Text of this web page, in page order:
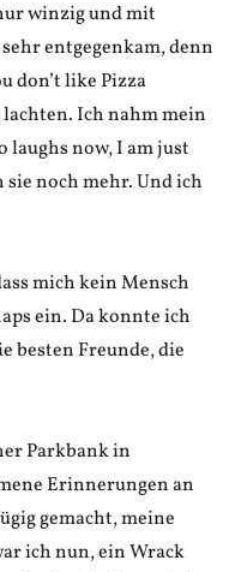
winzig und mit
entgegenkam, denn
don’t like Pizza
lachten. Ich nahm mein
laughs now, I am just
noch mehr. Und ich
mich kein Mensch
ein. Da konnte ich
besten Freunde, die
Parkbank in
Erinnerungen an
gemacht, meine
ich nun, ein Wrack